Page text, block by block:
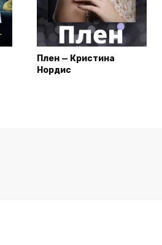
Плен — Кристина
Нордис